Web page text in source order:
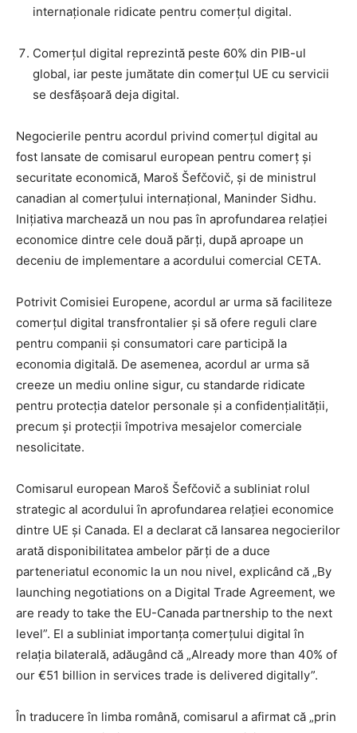
internaționale ridicate pentru comerțul digital.
Comerțul digital reprezintă peste 60% din PIB-ul
global, iar peste jumătate din comerțul UE cu servicii
se desfășoară deja digital.
Negocierile pentru acordul privind comerțul digital au
fost lansate de comisarul european pentru comerț și
securitate economică, Maroš Šefčovič, și de ministrul
canadian al comerțului internațional, Maninder Sidhu.
Inițiativa marchează un nou pas în aprofundarea relației
economice dintre cele două părți, după aproape un
deceniu de implementare a acordului comercial CETA.
Potrivit Comisiei Europene, acordul ar urma să faciliteze
comerțul digital transfrontalier și să ofere reguli clare
pentru companii și consumatori care participă la
economia digitală. De asemenea, acordul ar urma să
creeze un mediu online sigur, cu standarde ridicate
pentru protecția datelor personale și a confidențialității,
precum și protecții împotriva mesajelor comerciale
nesolicitate.
Comisarul european Maroš Šefčovič a subliniat rolul
strategic al acordului în aprofundarea relației economice
dintre UE și Canada. El a declarat că lansarea negocierilor
arată disponibilitatea ambelor părți de a duce
parteneriatul economic la un nou nivel, explicând că „By
launching negotiations on a Digital Trade Agreement, we
are ready to take the EU-Canada partnership to the next
level”. El a subliniat importanța comerțului digital în
relația bilaterală, adăugând că „Already more than 40% of
our €51 billion in services trade is delivered digitally”.
În traducere în limba română, comisarul a afirmat că „prin